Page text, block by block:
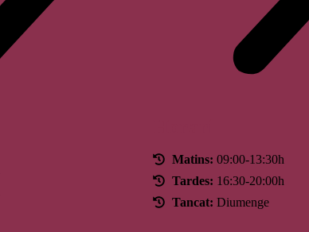
Matins: 09:00-13:30h
Tardes: 16:30-20:00h
Tancat: Diumenge